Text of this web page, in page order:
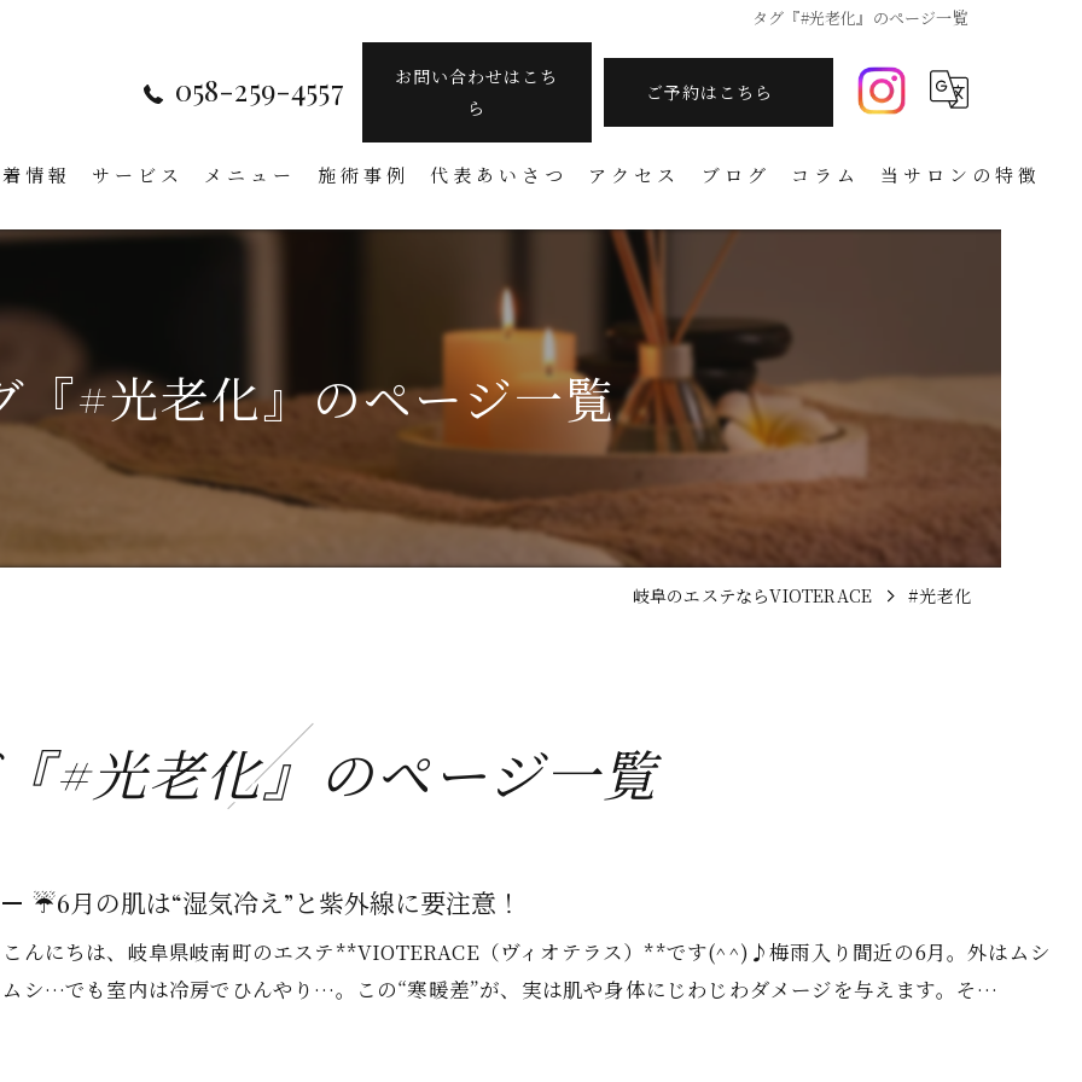
タグ『#光老化』のページ一覧
058-259-4557
お問い合わせはこち
ら
ご予約はこちら
情報 サービス メニュー 施術事例 代表あいさつ アクセス ブログ コラム 当サロンの特徴
アーユルヴェーダ
『#光老化』のページ一覧
岐阜のエステならVIOTERACE #光老化
#光老化』のページ一覧
☔6月の肌は“湿気冷え”と紫外線に要注意！
こんにちは、岐阜県岐南町のエステ**VIOTERACE（ヴィオテラス）**です(^^)♪梅雨入り間近の6月。外はムシ
ムシ…でも室内は冷房でひんやり…。この“寒暖差”が、実は肌や身体にじわじわダメージを与えます。そ…